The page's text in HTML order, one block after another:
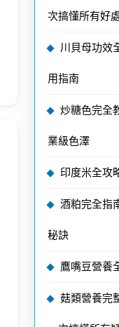
次搞懂所有好
川貝母功效
用指南
炒糖色完全
業級色澤
印度米全攻
酒粕完全指
秘訣
鷹嘴豆營養
菇類營養完